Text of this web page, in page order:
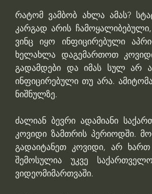
რატომ ვამბობ ახლა ამას?
კარგად არის
ვინც იყო ინფიცირებული
ხელახლა დაგემართოთ
გადამდები და იმას სულ არ
ინფიცირებული თუ არა.
ნიშნულზე.
ძალიან ბევრი ადამიანი
კოვიდი ზამთრის პერიოდში.
გადაიტანეთ კოვიდი, არ
შემოსულია უკვე
ვიდეომიმართვაში.